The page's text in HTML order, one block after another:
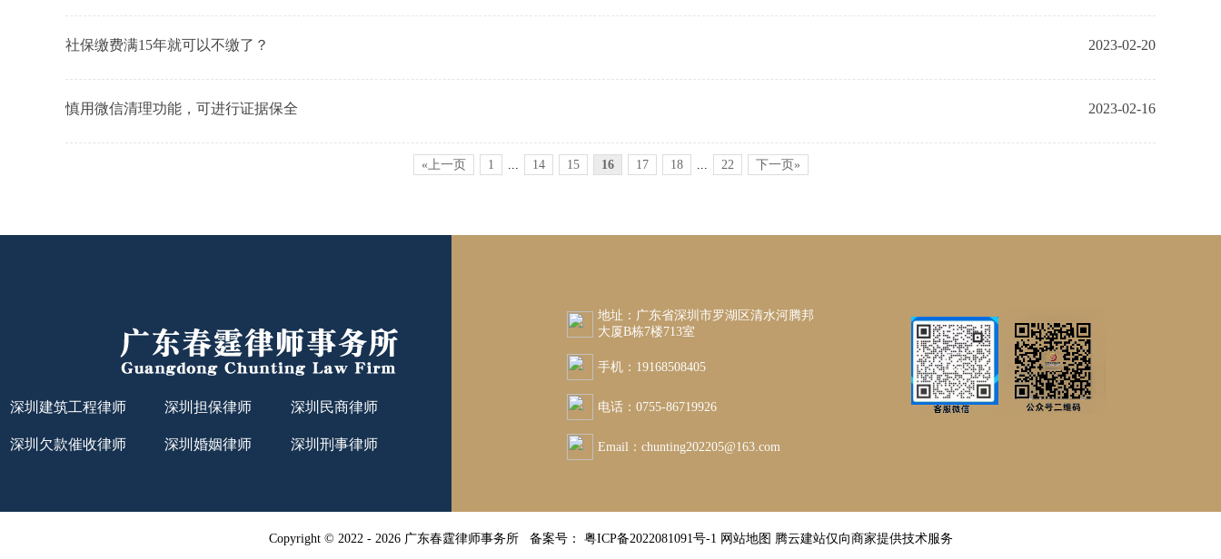
社保缴费满15年就可以不缴了？ 2023-02-20
慎用微信清理功能，可进行证据保全 2023-02-16
«上一页 1 ... 14 15 16 17 18 ... 22 下一页»
深圳建筑工程律师 深圳担保律师 深圳民商律师
深圳欠款催收律师 深圳婚姻律师 深圳刑事律师
地址：广东省深圳市罗湖区清水河腾邦
大厦B栋7楼713室
手机：19168508405
电话：0755-86719926
Email：chunting202205@163.com
Copyright © 2022 - 2026 广东春霆律师事务所 备案号： 粤ICP备2022081091号-1 网站地图 腾云建站仅向商家提供技术服务